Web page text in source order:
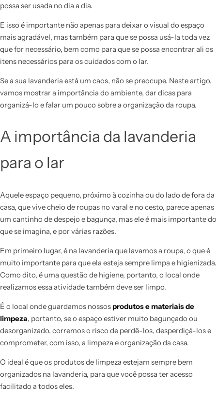
possa ser usada no dia a dia.
E isso é importante não apenas para deixar o visual do espaço
mais agradável, mas também para que se possa usá-la toda vez
que for necessário, bem como para que se possa encontrar ali os
itens necessários para os cuidados com o lar.
Se a sua lavanderia está um caos, não se preocupe. Neste artigo,
vamos mostrar a importância do ambiente, dar dicas para
organizá-lo e falar um pouco sobre a organização da roupa.
A importância da lavanderia
para o lar
Aquele espaço pequeno, próximo à cozinha ou do lado de fora da
casa, que vive cheio de roupas no varal e no cesto, parece apenas
um cantinho de despejo e bagunça, mas ele é mais importante do
que se imagina, e por várias razões.
Em primeiro lugar, é na lavanderia que lavamos a roupa, o que é
muito importante para que ela esteja sempre limpa e higienizada.
Como dito, é uma questão de higiene, portanto, o local onde
realizamos essa atividade também deve ser limpo.
É o local onde guardamos nossos produtos e materiais de
limpeza, portanto, se o espaço estiver muito bagunçado ou
desorganizado, corremos o risco de perdê-los, desperdiçá-los e
comprometer, com isso, a limpeza e organização da casa.
O ideal é que os produtos de limpeza estejam sempre bem
organizados na lavanderia, para que você possa ter acesso
facilitado a todos eles.